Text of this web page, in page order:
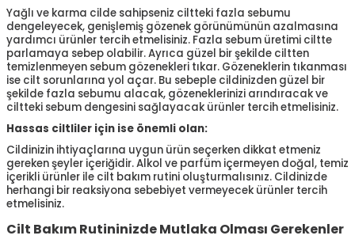
Yağlı ve karma cilde sahipseniz ciltteki fazla sebumu
dengeleyecek, genişlemiş gözenek görünümünün azalmasına
yardımcı ürünler tercih etmelisiniz. Fazla sebum üretimi ciltte
parlamaya sebep olabilir. Ayrıca güzel bir şekilde ciltten
temizlenmeyen sebum gözenekleri tıkar. Gözeneklerin tıkanması
ise cilt sorunlarına yol açar. Bu sebeple cildinizden güzel bir
şekilde fazla sebumu alacak, gözeneklerinizi arındıracak ve
ciltteki sebum dengesini sağlayacak ürünler tercih etmelisiniz.
Hassas ciltliler için ise önemli olan:
Cildinizin ihtiyaçlarına uygun ürün seçerken dikkat etmeniz
gereken şeyler içeriğidir. Alkol ve parfüm içermeyen doğal, temiz
içerikli ürünler ile cilt bakım rutini oluşturmalısınız. Cildinizde
herhangi bir reaksiyona sebebiyet vermeyecek ürünler tercih
etmelisiniz.
Cilt Bakım Rutininizde Mutlaka Olması Gerekenler